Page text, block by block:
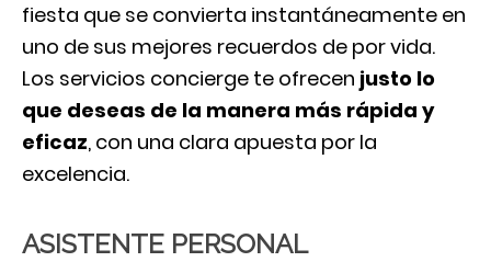
fiesta que se convierta instantáneamente en
uno de sus mejores recuerdos de por vida.
Los servicios concierge te ofrecen justo lo
que deseas de la manera más rápida y
eficaz, con una clara apuesta por la
excelencia.
ASISTENTE PERSONAL